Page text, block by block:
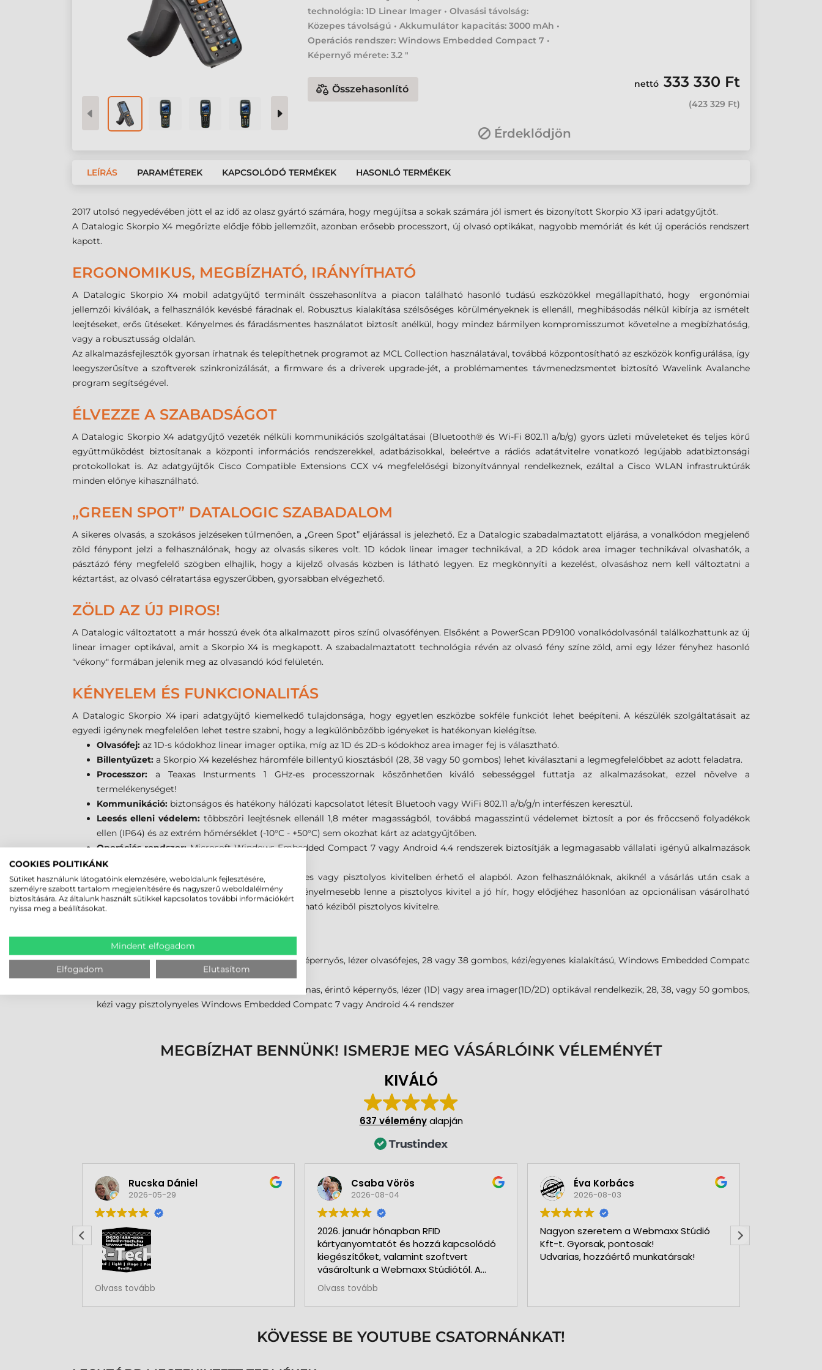
technológia: 1D Linear Imager • Olvasási távolság:
Közepes távolságú • Akkumulátor kapacitás: 3000 mAh •
Operációs rendszer: Windows Embedded Compact 7 •
Képernyő mérete: 3.2 "
Összehasonlító nettó 333 330 Ft
(423 329 Ft)
Érdeklődjön
LEÍRÁS PARAMÉTEREK KAPCSOLÓDÓ TERMÉKEK HASONLÓ TERMÉKEK
2017 utolsó negyedévében jött el az idő az olasz gyártó számára, hogy megújítsa a sokak számára jól ismert és bizonyított Skorpio X3 ipari adatgyűjtőt.
A Datalogic Skorpio X4 megőrizte elődje főbb jellemzőit, azonban erősebb processzort, új olvasó optikákat, nagyobb memóriát és két új operációs rendszert
kapott.
ERGONOMIKUS, MEGBÍZHATÓ, IRÁNYÍTHATÓ
A Datalogic Skorpio X4 mobil adatgyűjtő terminált összehasonlítva a piacon található hasonló tudású eszközökkel megállapítható, hogy ergonómiai
jellemzői kiválóak, a felhasználók kevésbé fáradnak el. Robusztus kialakítása szélsőséges körülményeknek is ellenáll, meghibásodás nélkül kibírja az ismételt
leejtéseket, erős ütéseket. Kényelmes és fáradásmentes használatot biztosít anélkül, hogy mindez bármilyen kompromisszumot követelne a megbízhatóság,
vagy a robusztusság oldalán.
Az alkalmazásfejlesztők gyorsan írhatnak és telepíthetnek programot az MCL Collection használatával, továbbá központosítható az eszközök konfigurálása, így
leegyszerűsítve a szoftverek szinkronizálását, a firmware és a driverek upgrade-jét, a problémamentes távmenedzsmentet biztosító Wavelink Avalanche
program segítségével.
ÉLVEZZE A SZABADSÁGOT
A Datalogic Skorpio X4 adatgyűjtő vezeték nélküli kommunikációs szolgáltatásai (Bluetooth® és Wi-Fi 802.11 a/b/g) gyors üzleti műveleteket és teljes körű
együttműködést biztosítanak a központi információs rendszerekkel, adatbázisokkal, beleértve a rádiós adatátvitelre vonatkozó legújabb adatbiztonsági
protokollokat is. Az adatgyűjtők Cisco Compatible Extensions CCX v4 megfelelőségi bizonyítvánnyal rendelkeznek, ezáltal a Cisco WLAN infrastruktúrák
minden előnye kihasználható.
„GREEN SPOT” DATALOGIC SZABADALOM
A sikeres olvasás, a szokásos jelzéseken túlmenően, a „Green Spot” eljárással is jelezhető. Ez a Datalogic szabadalmaztatott eljárása, a vonalkódon megjelenő
zöld fénypont jelzi a felhasználónak, hogy az olvasás sikeres volt. 1D kódok linear imager technikával, a 2D kódok area imager technikával olvashatók, a
pásztázó fény megfelelő szögben elhajlik, hogy a kijelző olvasás közben is látható legyen. Ez megkönnyíti a kezelést, olvasáshoz nem kell változtatni a
kéztartást, az olvasó célratartása egyszerűbben, gyorsabban elvégezhető.
ZÖLD AZ ÚJ PIROS!
A Datalogic változtatott a már hosszú évek óta alkalmazott piros színű olvasófényen. Elsőként a PowerScan PD9100 vonalkódolvasónál találkozhattunk az új
linear imager optikával, amit a Skorpio X4 is megkapott. A szabadalmaztatott technológia révén az olvasó fény színe zöld, ami egy lézer fényhez hasonló
"vékony" formában jelenik meg az olvasandó kód felületén.
KÉNYELEM ÉS FUNKCIONALITÁS
A Datalogic Skorpio X4 ipari adatgyűjtő kiemelkedő tulajdonsága, hogy egyetlen eszközbe sokféle funkciót lehet beépíteni. A készülék szolgáltatásait az
egyedi igénynek megfelelően lehet testre szabni, hogy a legkülönbözőbb igényeket is hatékonyan kielégítse.
Olvasófej: az 1D-s kódokhoz linear imager optika, míg az 1D és 2D-s kódokhoz area imager fej is választható.
Billentyűzet: a Skorpio X4 kezeléshez háromféle billentyű kiosztásból (28, 38 vagy 50 gombos) lehet kiválasztani a legmegfelelőbbet az adott feladatra.
Processzor: a Teaxas Insturments 1 GHz-es processzornak köszönhetően kiváló sebességgel futtatja az alkalmazásokat, ezzel növelve a
termelékenységet!
Kommunikáció: biztonságos és hatékony hálózati kapcsolatot létesít Bluetooh vagy WiFi 802.11 a/b/g/n interfészen keresztül.
Leesés elleni védelem:többszöri leejtésnek ellenáll 1,8 méter magasságból, továbbá magasszintű védelemet biztosít a por és fröccsenő folyadékok
ellen (IP64) és az extrém hőmérséklet (-10°C - +50°C) sem okozhat kárt az adatgyűjtőben.
Operációs rendszer:Microsoft Windows Embedded Compact 7 vagy Android 4.4 rendszerek biztosítják a legmagasabb vállalati igényű alkalmazások
futtathatóságát.
Kézi vagy pisztoly kivitel:a Skorpio X4 egyenes vagy pisztolyos kivitelben érhető el alapból. Azon felhasználóknak, akiknél a vásárlás után csak a
felhasználásnál során derül ki, hogy gyorsabb/kényelmesebb lenne a pisztolyos kivitel a jó hír, hogy elődjéhez hasonlóan az opcionálisan vásárolható
pisztoly fogantyú segítségével bármikor átalakítható kéziből pisztolyos kivitelre.
FŐBB TÍPUSAI
offline/bach kommunikációra alkalmas, érintő képernyős, lézer olvasófejes, 28 vagy 38 gombos, kézi/egyenes kialakítású, Windows Embedded Compatc
7 rendszer
WiFi és Bluetooth kommunikációra alkalmas, érintő képernyős, lézer (1D) vagy area imager(1D/2D) optikával rendelkezik, 28, 38, vagy 50 gombos,
kézi vagy pisztolynyeles Windows Embedded Compatc 7 vagy Android 4.4 rendszer
MEGBÍZHAT BENNÜNK! ISMERJE MEG VÁSÁRLÓINK VÉLEMÉNYÉT
KIVÁLÓ
637 véleményalapján
Rucska Dániel
2026-05-29
Rendben volt a rendelésem
Olvass tovább
Csaba Vörös
2026-08-04
2026. január hónapban RFID
kártyanyomtatót és hozzá kapcsolódó
kiegészítőket, valamint szoftvert
vásároltunk a Webmaxx Stúdiótól. A
beszerzés megkezdése előtt segítettek
az igényeink szerinti típus
kiválasztásában. Minden rendben és
személyesen üzemelte be a nyomtatót
és a hozzá kapcsolódó szoftvert. Pár
Olvass tovább
Éva Korbács
2026-08-03
Nagyon szeretem a Webmaxx Stúdió
Kft-t. Gyorsak, pontosak!
Udvarias, hozzáértő munkatársak!
KÖVESSE BE YOUTUBE CSATORNÁNKAT!
COOKIES POLITIKÁNK
Sütiket használunk látogatóink elemzésére, weboldalunk fejlesztésére,
személyre szabott tartalom megjelenítésére és nagyszerű weboldalélmény
biztosítására. Az általunk használt sütikkel kapcsolatos további információkért
nyissa meg a beállításokat.
Mindent elfogadom
Elfogadom Elutasítom